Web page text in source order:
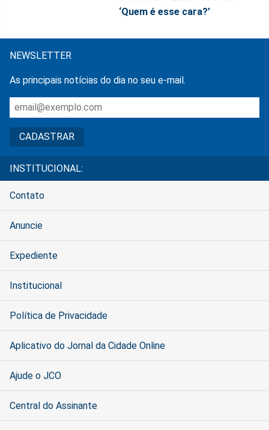
‘Quem é esse cara?’
NEWSLETTER
As principais notícias do dia no seu e-mail.
INSTITUCIONAL:
Contato
Anuncie
Expediente
Institucional
Política de Privacidade
Aplicativo do Jornal da Cidade Online
Ajude o JCO
Central do Assinante